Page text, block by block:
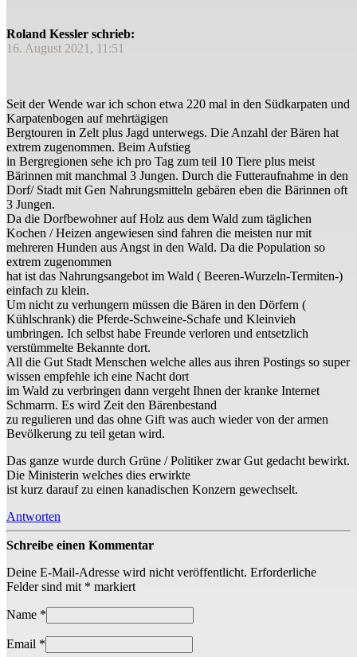
Roland Kessler schrieb:
16. August 2021, 11:51
Seit der Wende war ich schon etwa 220 mal in den Südkarpaten und
Karpatenbogen auf mehrtägigen
Bergtouren in Zelt plus Jagd unterwegs. Die Anzahl der Bären hat
extrem zugenommen. Beim Aufstieg
in Bergregionen sehe ich pro Tag zum teil 10 Tiere plus meist
Bärinnen mit manchmal 3 Jungen. Durch die Futteraufnahme in den
Dorf/ Stadt mit Gen Nahrungsmitteln gebären eben die Bärinnen oft
3 Jungen.
Da die Dorfbewohner auf Holz aus dem Wald zum täglichen
Kochen / Heizen angewiesen sind fahren die meisten nur mit
mehreren Hunden aus Angst in den Wald. Da die Population so
extrem zugenommen
hat ist das Nahrungsangebot im Wald ( Beeren-Wurzeln-Termiten-)
einfach zu klein.
Um nicht zu verhungern müssen die Bären in den Dörfern (
Kühlschrank) die Pferde-Schweine-Schafe und Kleinvieh
umbringen. Ich selbst habe Freunde verloren und entsetzlich
verstümmelte Bekannte dort.
All die Gut Stadt Menschen welche alles aus ihren Postings so super
wissen empfehle ich eine Nacht dort
im Wald zu verbringen dann vergeht Ihnen der kranke Internet
Schmarrn. Es wird Zeit den Bärenbestand
zu regulieren und das ohne Gift was auch wieder von der armen
Bevölkerung zu teil getan wird.
Das ganze wurde durch Grüne / Politiker zwar Gut gedacht bewirkt.
Die Ministerin welches dies erwirkte
ist kurz darauf zu einen kanadischen Konzern gewechselt.
Antworten
Schreibe einen Kommentar
Deine E-Mail-Adresse wird nicht veröffentlicht. Erforderliche
Felder sind mit * markiert
Name *
Email *